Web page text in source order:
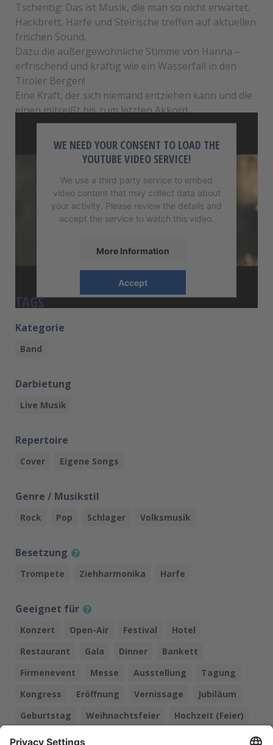
Tschentig: Das ist Musik, die man so nicht erwartet.
Hackbrett, Harfe und Steirische treffen auf aktuellen
frischen Sound.
Dazu die außergewöhnliche Stimme von Hanna –
erfrischend und kräftig wie ein Wasserfall in den
Tiroler Bergen!
Eine Kraft, der sich niemand entziehen kann und die
einen mitreißt bis zum letzten Akkord.
WE NEED YOUR CONSENT TO LOAD THE
YOUTUBE VIDEO SERVICE!
We use a third party service to embed
video content that may collect data about
your activity. Please review the details and
accept the service to watch this video.
More Information
Accept
TAGS
Kategorie
Band
Darbietung
Live Musik
Repertoire
Cover Eigene Songs
Genre / Musikstil
Rock Pop Schlager Volksmusik
Besetzung
Trompete Ziehharmonika Harfe
Geeignet für
Konzert Open-Air Festival
Hotel
Restaurant
Gala Dinner
Bankett
Firmenevent
Messe Ausstellung
Tagung
Kongress
Eröffnung Vernissage
Jubiläum
Geburtstag
Weihnachtsfeier
Hochzeit (Feier)
Hochzeit (Empfang)